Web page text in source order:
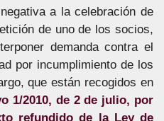
a la celebración de
de uno de los socios,
demanda contra el
por incumplimiento de los
que están recogidos en
1/2010, de 2 de julio, por
refundido de la Ley de